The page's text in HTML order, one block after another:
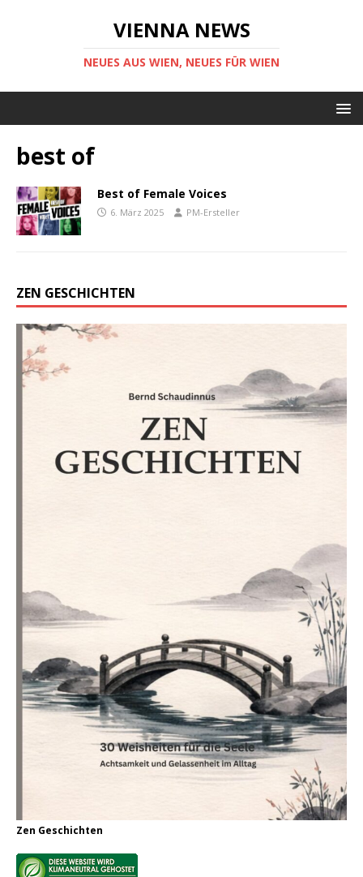
VIENNA NEWS
NEUES AUS WIEN, NEUES FÜR WIEN
best of
Best of Female Voices
6. März 2025 PM-Ersteller
ZEN GESCHICHTEN
Zen Geschichten